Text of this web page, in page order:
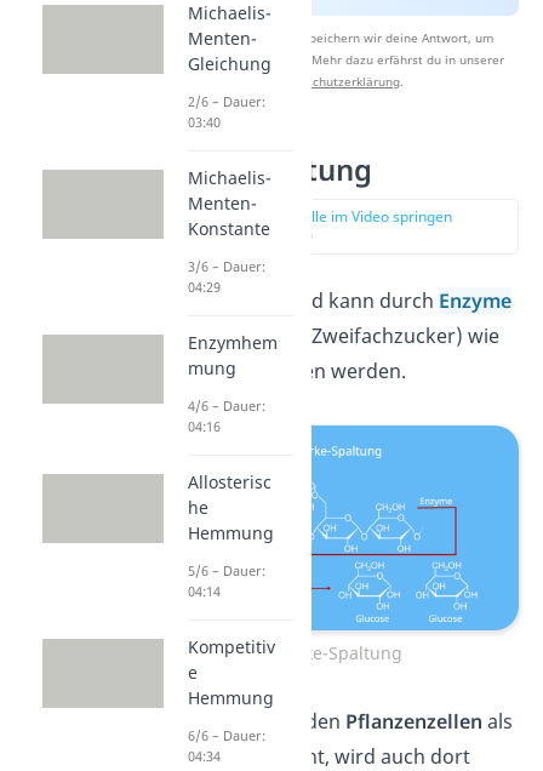
Nach Beantwortung speichern wir deine Antwort, um
Studyflix zu verbessern. Mehr dazu erfährst du in unserer
Datenschutzerklärung.
Stärkespaltung
zur Stelle im Video springen
(01:51)
Das Polysaccharid kann durch Enzyme
in
Disaccharide
(Zweifachzucker) wie
Maltose gespalten werden.
Stärke-Spaltung
Da das Polymer den Pflanzenzellen als
Reservestoff dient, wird auch dort
Michaelis-
Menten-
Gleichung
2/6 – Dauer:
03:40
Michaelis-
Menten-
Konstante
3/6 – Dauer:
04:29
Enzymhem
mung
4/6 – Dauer:
04:16
Allosterisc
he
Hemmung
5/6 – Dauer:
04:14
Kompetitiv
e
Hemmung
6/6 – Dauer:
04:34